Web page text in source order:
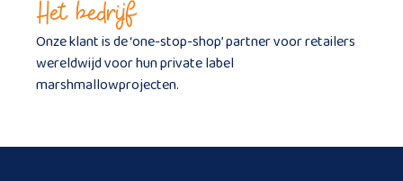
Het bedrijf
Onze klant is de ‘one-stop-shop’ partner voor retailers
wereldwijd voor hun private label
marshmallowprojecten.